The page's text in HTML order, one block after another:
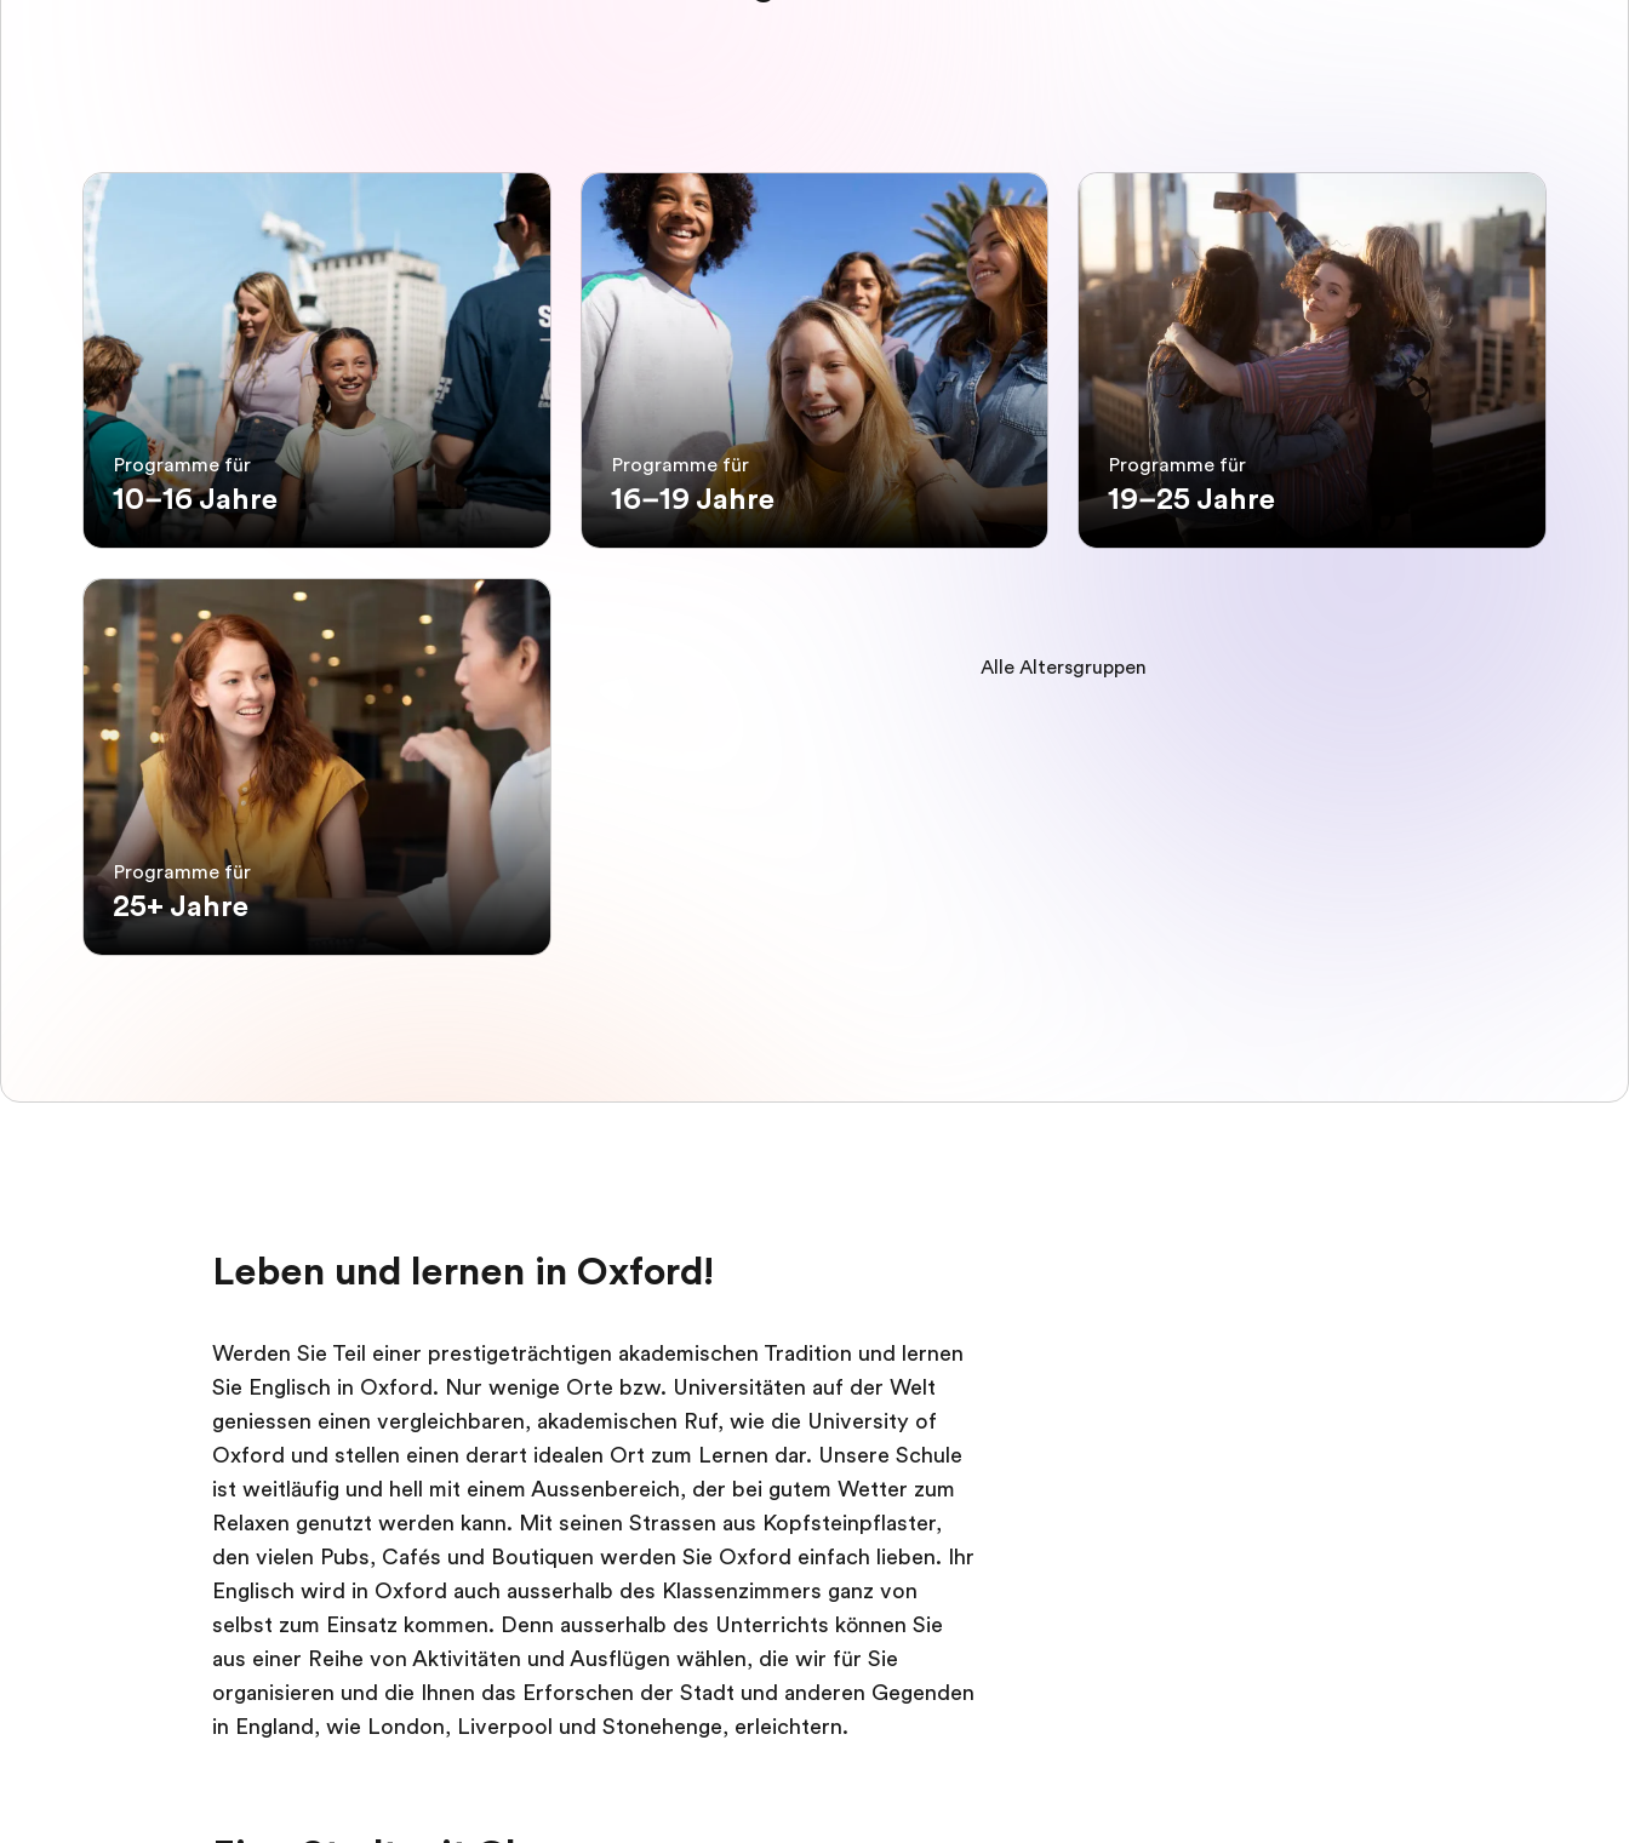
Programme für
10–16 Jahre
Programme für
16–19 Jahre
Programme für
19–25 Jahre
Programme für
25+ Jahre
Alle Altersgruppen
Leben und lernen in Oxford!
Werden Sie Teil einer prestigeträchtigen akademischen Tradition und lernen
Sie Englisch in Oxford. Nur wenige Orte bzw. Universitäten auf der Welt
geniessen einen vergleichbaren, akademischen Ruf, wie die University of
Oxford und stellen einen derart idealen Ort zum Lernen dar. Unsere Schule
ist weitläufig und hell mit einem Aussenbereich, der bei gutem Wetter zum
Relaxen genutzt werden kann. Mit seinen Strassen aus Kopfsteinpflaster,
den vielen Pubs, Cafés und Boutiquen werden Sie Oxford einfach lieben. Ihr
Englisch wird in Oxford auch ausserhalb des Klassenzimmers ganz von
selbst zum Einsatz kommen. Denn ausserhalb des Unterrichts können Sie
aus einer Reihe von Aktivitäten und Ausflügen wählen, die wir für Sie
organisieren und die Ihnen das Erforschen der Stadt und anderen Gegenden
in England, wie London, Liverpool und Stonehenge, erleichtern.